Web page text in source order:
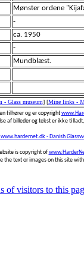
Mønster ordene
-
ca. 1950
-
Mundblæst.
- Glass museum] [Mine links -
tilhører og er copyright
af billeder og tekst er ikke
- Danish
is copyright of
the text or images on this site